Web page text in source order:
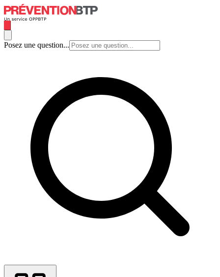
Posez une question...